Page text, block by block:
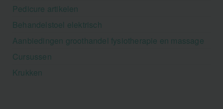
Pedicure artikelen
Behandelstoel elektrisch
Aanbiedingen groothandel fysiotherapie en massage
Cursussen
Krukken